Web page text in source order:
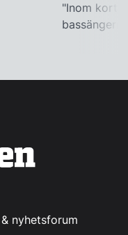
"Inom kort
nyhetsforum